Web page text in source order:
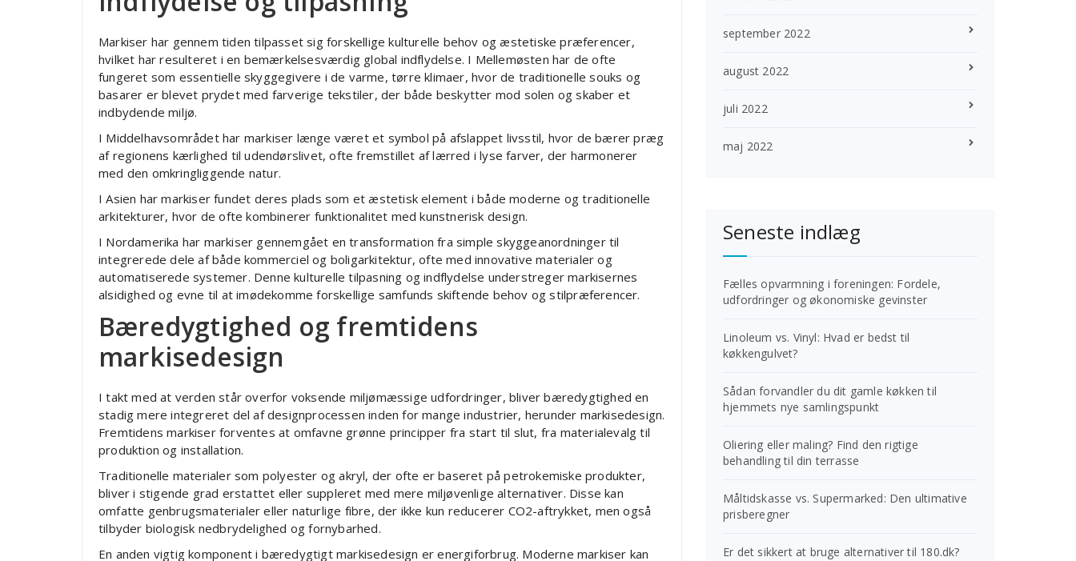
Markiser har gennem tiden tilpasset sig forskellige kulturelle behov og æstetiske præferencer,
hvilket har resulteret i en bemærkelsesværdig global indflydelse. I Mellemøsten har de ofte
fungeret som essentielle skyggegivere i de varme, tørre klimaer, hvor de traditionelle souks og
basarer er blevet prydet med farverige tekstiler, der både beskytter mod solen og skaber et
indbydende miljø.
I Middelhavsområdet har markiser længe været et symbol på afslappet livsstil, hvor de bærer præg
af regionens kærlighed til udendørslivet, ofte fremstillet af lærred i lyse farver, der harmonerer
med den omkringliggende natur.
I Asien har markiser fundet deres plads som et æstetisk element i både moderne og traditionelle
arkitekturer, hvor de ofte kombinerer funktionalitet med kunstnerisk design.
I Nordamerika har markiser gennemgået en transformation fra simple skyggeanordninger til
integrerede dele af både kommerciel og boligarkitektur, ofte med innovative materialer og
automatiserede systemer. Denne kulturelle tilpasning og indflydelse understreger markisernes
alsidighed og evne til at imødekomme forskellige samfunds skiftende behov og stilpræferencer.
Bæredygtighed og fremtidens
markisedesign
I takt med at verden står overfor voksende miljømæssige udfordringer, bliver bæredygtighed en
stadig mere integreret del af designprocessen inden for mange industrier, herunder markisedesign.
Fremtidens markiser forventes at omfavne grønne principper fra start til slut, fra materialevalg til
produktion og installation.
Traditionelle materialer som polyester og akryl, der ofte er baseret på petrokemiske produkter,
bliver i stigende grad erstattet eller suppleret med mere miljøvenlige alternativer. Disse kan
omfatte genbrugsmaterialer eller naturlige fibre, der ikke kun reducerer CO2-aftrykket, men også
tilbyder biologisk nedbrydelighed og fornybarhed.
En anden vigtig komponent i bæredygtigt markisedesign er energiforbrug. Moderne markiser kan
september 2022
august 2022
juli 2022
maj 2022
Seneste indlæg
Fælles opvarmning i foreningen: Fordele,
udfordringer og økonomiske gevinster
Linoleum vs. Vinyl: Hvad er bedst til
køkkengulvet?
Sådan forvandler du dit gamle køkken til
hjemmets nye samlingspunkt
Oliering eller maling? Find den rigtige
behandling til din terrasse
Måltidskasse vs. Supermarked: Den ultimative
prisberegner
Er det sikkert at bruge alternativer til 180.dk?